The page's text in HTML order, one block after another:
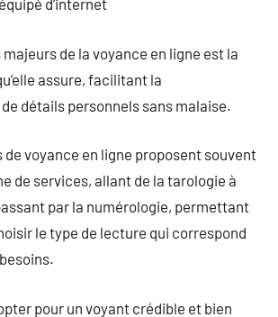
d’internet
majeurs de la voyance en ligne est la
assure, facilitant la
détails personnels sans malaise.
voyance en ligne proposent souvent
de services, allant de la tarologie à
par la numérologie, permettant
le type de lecture qui correspond
pour un voyant crédible et bien